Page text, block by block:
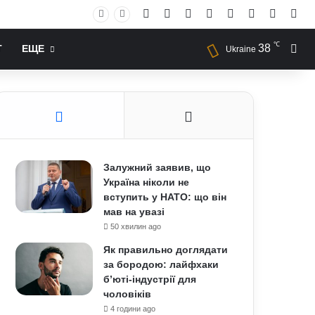
Facebook YouTubeInstagram
RSS Log In
ЕЩЕ Ukraine 38 ℃
Залужний заявив, що
Україна ніколи не
вступить у НАТО: що він
мав на увазі
50 хвилин ago
Як правильно доглядати
за бородою: лайфхаки
б’юті-індустрії для
чоловіків
4 години ago